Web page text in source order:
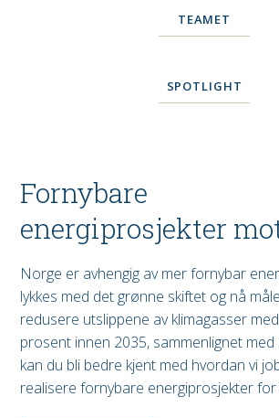
TEAMET
SPOTLIGHT
Fornybare
energiprosjekter
Norge er avhengig av mer fornybar
lykkes med det grønne skiftet og nå
redusere utslippene av klimagasser
prosent innen 2035, sammenlignet
kan du bli bedre kjent med hvordan vi
realisere fornybare energiprosjekter